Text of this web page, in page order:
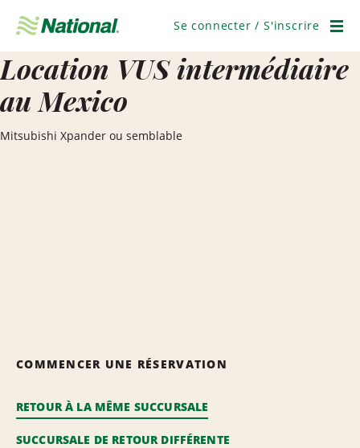
navigation
Se connecter / S'inscrire
Location VUS intermédiaire
au Mexico
Mitsubishi Xpander ou semblable
COMMENCER UNE RÉSERVATION
RETOUR À LA MÊME SUCCURSALE
SUCCURSALE DE RETOUR DIFFÉRENTE